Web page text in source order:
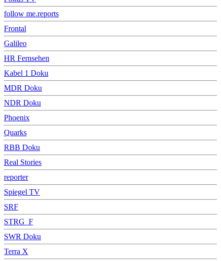
follow me.reports
Frontal
Galileo
HR Fernsehen
Kabel 1 Doku
MDR Doku
NDR Doku
Phoenix
Quarks
RBB Doku
Real Stories
reporter
Spiegel TV
SRF
STRG_F
SWR Doku
Terra X